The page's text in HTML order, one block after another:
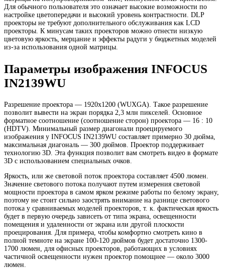
Для обычного пользователя это означает высокие возможности по
настройке цветопередачи и высокий уровень контрастности. DLP
проекторы не требуют дополнительного обслуживания как LCD
проекторы. К минусам таких проекторов можно отнести низкую
цветовую яркость, мерцание и эффекты радуги у бюджетных моделей
из-за использования одной матрицы.
Параметры изображения INFOCUS
IN2139WU
Разрешение проектора — 1920х1200 (WUXGA). Такое разрешение
позволит вывести на экран порядка 2,3 млн пикселей. Основное
форматное соотношение (соотношение сторон) проектора — 16 : 10
(HDTV). Минимальный размер диагонали проецируемого
изображения у INFOCUS IN2139WU составляет примерно 30 дюйма,
максимальная диагональ — 300 дюймов. Проектор поддерживает
технологию 3D. Эта функция позволит вам смотреть видео в формате
3D с использованием специальных очков.
Яркость, или же световой поток проектора составляет 4500 люмен.
Значение светового потока получают путем измерения световой
мощности проектора в самом ярком режиме работы по белому экрану,
поэтому не стоит сильно заострять внимание на разнице светового
потока у сравниваемых моделей проекторов, т. к. фактическая яркость
будет в первую очередь зависеть от типа экрана, освещенности
помещения и удаленности от экрана или другой плоскости
проецирования. Для примера, чтобы комфортно смотреть кино в
полной темноте на экране 100-120 дюймов будет достаточно 1300-
1700 люмен, для офисных проекторов, работающих в условиях
частичной освещенности нужен проектор помощнее — около 3000
люмен.